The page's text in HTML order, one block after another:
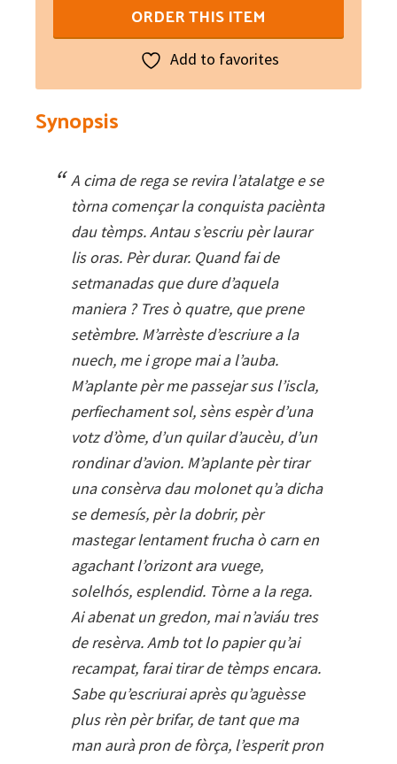
dins
ORDER THIS ITEM
Add to favorites
Synopsis
A cima de rega se revira l’atalatge e se
tòrna començar la conquista paciènta
dau tèmps. Antau s’escriu pèr laurar
lis oras. Pèr durar. Quand fai de
setmanadas que dure d’aquela
maniera ? Tres ò quatre, que prene
setèmbre. M’arrèste d’escriure a la
nuech, me i grope mai a l’auba.
M’aplante pèr me passejar sus l’iscla,
perfiechament sol, sèns espèr d’una
votz d’òme, d’un quilar d’aucèu, d’un
rondinar d’avion. M’aplante pèr tirar
una consèrva dau molonet qu’a dicha
se demesís, pèr la dobrir, pèr
mastegar lentament frucha ò carn en
agachant l’orizont ara vuege,
solelhós, esplendid. Tòrne a la rega.
Ai abenat un gredon, mai n’aviáu tres
de resèrva. Amb tot lo papier qu’ai
recampat, farai tirar de tèmps encara.
Sabe qu’escriurai après qu’aguèsse
plus rèn pèr brifar, de tant que ma
man aurà pron de fòrça, l’esperit pron